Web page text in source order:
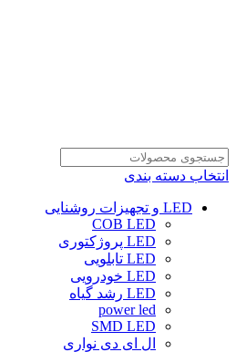
انتخاب دسته بندی
LED و تجهیزات روشنایی
COB LED
LED پروژکتوری
LED تابلویی
LED خودرویی
LED رشد گیاه
power led
SMD LED
ال ای دی نواری